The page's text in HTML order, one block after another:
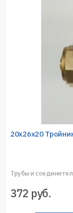
20х26х20
Трубы и
372 руб.